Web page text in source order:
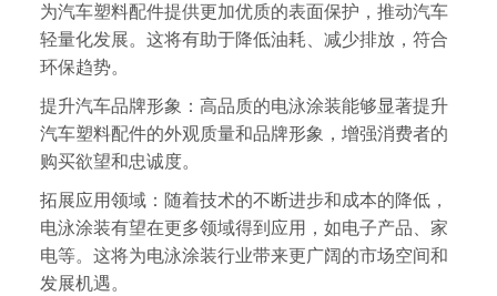
为汽车塑料配件提供更加优质的表面保护，推动汽车
轻量化发展。这将有助于降低油耗、减少排放，符合
环保趋势。
提升汽车品牌形象：高品质的电泳涂装能够显著提升
汽车塑料配件的外观质量和品牌形象，增强消费者的
购买欲望和忠诚度。
拓展应用领域：随着技术的不断进步和成本的降低，
电泳涂装有望在更多领域得到应用，如电子产品、家
电等。这将为电泳涂装行业带来更广阔的市场空间和
发展机遇。